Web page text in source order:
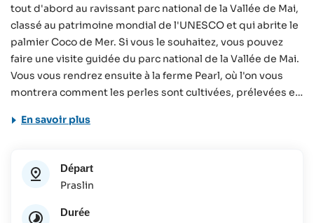
tout d'abord au ravissant parc national de la Vallée de Mai,
classé au patrimoine mondial de l'UNESCO et qui abrite le
palmier Coco de Mer. Si vous le souhaitez, vous pouvez
faire une visite guidée du parc national de la Vallée de Mai.
Vous vous rendrez ensuite à la ferme Pearl, où l'on vous
montrera comment les perles sont cultivées, prélevées et
visiterez ensuite la région de Grand Anse à Cote d'Or, puis
vous rendrez à Zimbabwe, le point culminant de l'île, d'où
vous pourrez admirer des vues spectaculaires. Pour finir,
vous vous rendez à la plage d'Anse Lazio, où vous terminez
En savoir plus
Départ
Praslin
Durée